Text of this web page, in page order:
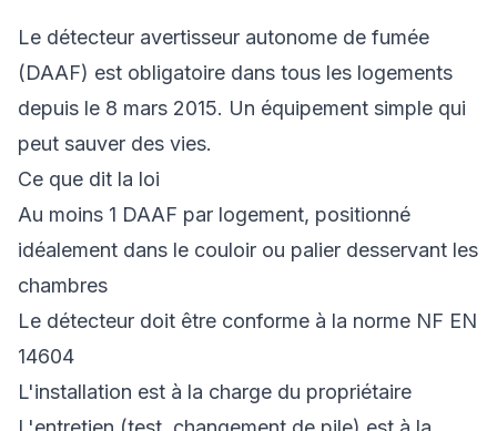
Le détecteur avertisseur autonome de fumée
(DAAF) est obligatoire dans tous les logements
depuis le 8 mars 2015. Un équipement simple qui
peut sauver des vies.
Ce que dit la loi
Au moins 1 DAAF par logement, positionné
idéalement dans le couloir ou palier desservant les
chambres
Le détecteur doit être conforme à la norme NF EN
14604
L'installation est à la charge du propriétaire